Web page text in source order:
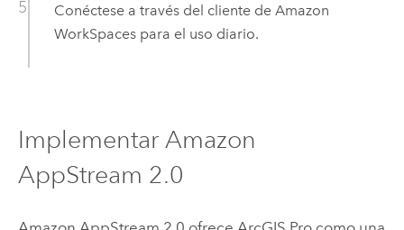
Conéctese a través del cliente de Amazon
WorkSpacespara el uso diario.
Implementar Amazon
AppStream 2.0